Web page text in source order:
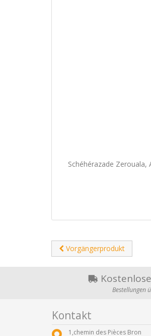
Schéhérazade
Vorgängerprodukt
Bestellungen
Kontakt
1,chemin des Pièces Bron